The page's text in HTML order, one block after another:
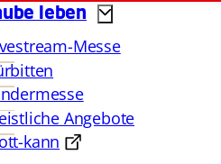
leben
Messe
Angebote
kann